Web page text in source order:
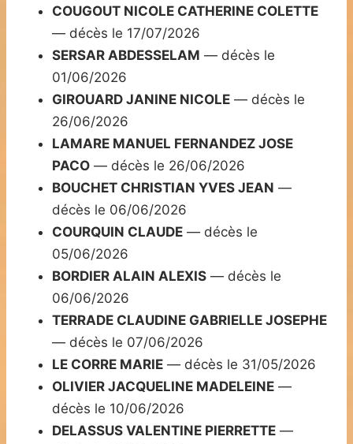
COUGOUT NICOLE CATHERINE COLETTE
— décès le 17/07/2026
SERSAR ABDESSELAM — décès le
01/06/2026
GIROUARD JANINE NICOLE — décès le
26/06/2026
LAMARE MANUEL FERNANDEZ JOSE
PACO — décès le 26/06/2026
BOUCHET CHRISTIAN YVES JEAN —
décès le 06/06/2026
COURQUIN CLAUDE — décès le
05/06/2026
BORDIER ALAIN ALEXIS — décès le
06/06/2026
TERRADE CLAUDINE GABRIELLE JOSEPHE
— décès le 07/06/2026
LE CORRE MARIE — décès le 31/05/2026
OLIVIER JACQUELINE MADELEINE —
décès le 10/06/2026
DELASSUS VALENTINE PIERRETTE —